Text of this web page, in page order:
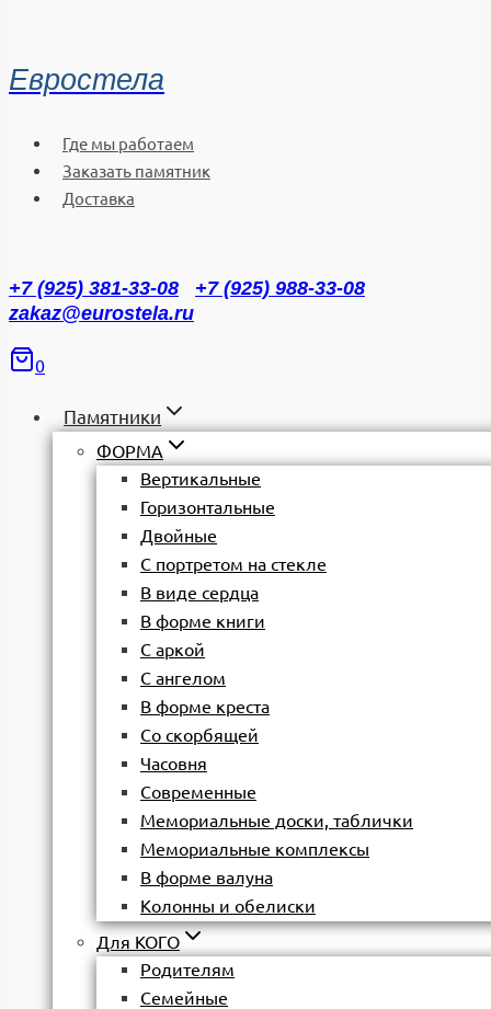
Евростела
Где мы работаем
Заказать памятник
Доставка
+7 (925) 381-33-08
+7 (925) 988-33-08
zakaz@eurostela.ru
0
Памятники
ФОРМА
Вертикальные
Горизонтальные
Двойные
С портретом на стекле
В виде сердца
В форме книги
С аркой
С ангелом
В форме креста
Со скорбящей
Часовня
Современные
Мемориальные доски, таблички
Мемориальные комплексы
В форме валуна
Колонны и обелиски
Для КОГО
Родителям
Семейные